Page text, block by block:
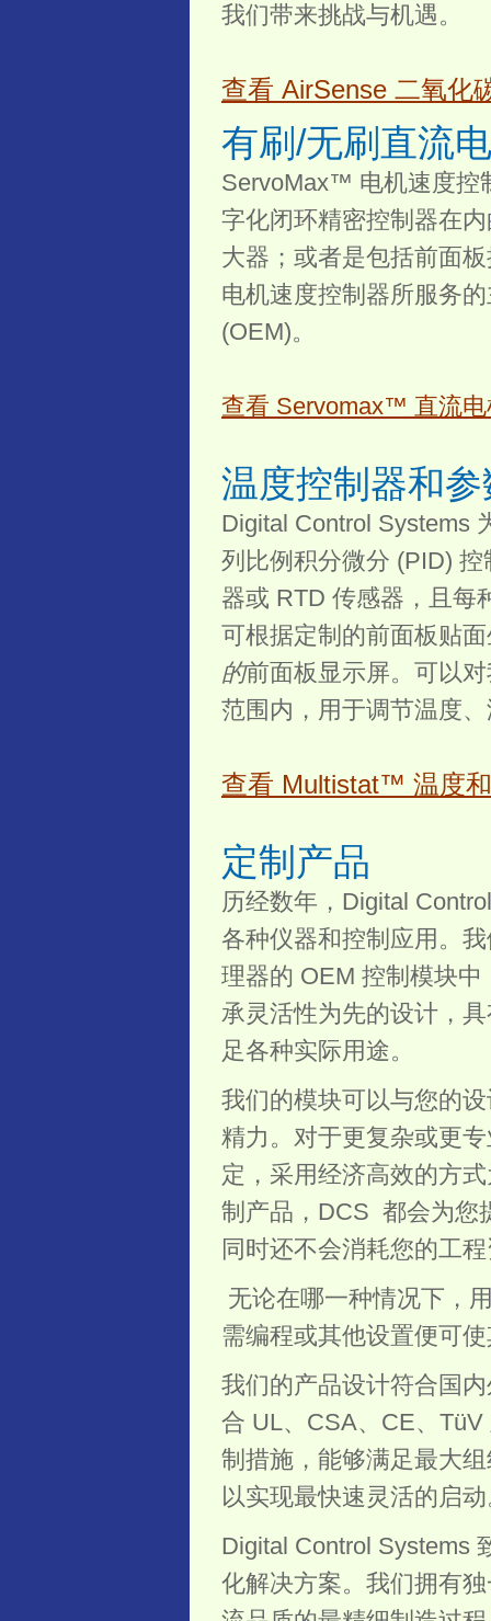
我们带来挑战与机遇。
查看 AirSense 二氧化
有刷/无刷直流
ServoMax™ 电机速度控
字化闭环精密控制器在
大器；或者是包括前面
电机速度控制器所服务
(OEM)。
查看 Servomax™ 直流
温度控制器和
Digital Control Systems
列比例积分微分 (PID)
器或 RTD 传感器，且每
可根据定制的前面板贴
的前面板显示屏。可以
范围内，用于调节温度
查看 Multistat™ 温度
定制产品
历经数年，Digital
各种仪器和控制应用。
理器的 OEM 控制模块
承灵活性为先的设计，
足各种实际用途。
我们的模块可以与您的
精力。对于更复杂或更
定，采用经济高效的方
制产品，DCS 都会为您
同时还不会消耗您的工
无论在哪一种情况下，
需编程或其他设置便可
我们的产品设计符合国
合 UL、CSA、CE、
制措施，能够满足最大
以实现最快速灵活的启
Digital Control Systems
化解决方案。我们拥有